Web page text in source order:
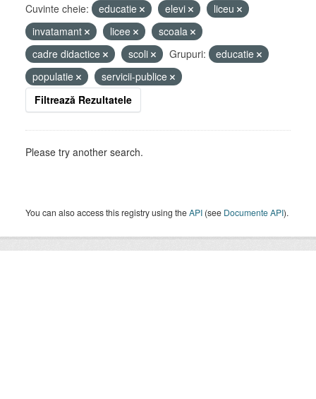
Cuvinte cheie: educatie elevi
liceu
invatamant
licee
scoala
cadre didactice
scoli Grupuri:
educatie
populatie
servicii-publice
Filtrează Rezultatele
Please try another search.
You can also access this registry using theAPI (see Documente API).